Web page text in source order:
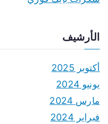
الأرشيف
أكتوبر 2025
يونيو 2024
مارس 2024
فبراير 2024